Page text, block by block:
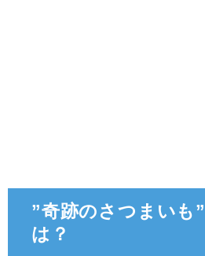
”奇跡のさつまいも
は？